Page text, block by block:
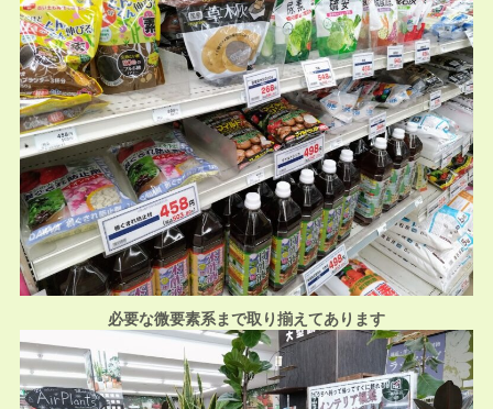
必要な微要素系まで取り揃えてあります